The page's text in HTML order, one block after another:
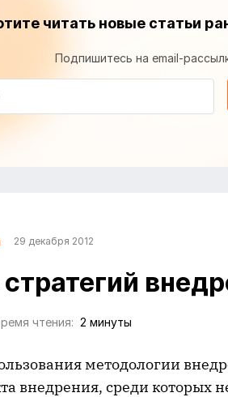
читать новые статьи
Подпишитесь на email-
29 декабря 2012
чтения: 2 минуты
методологии
внедрения, среди которых